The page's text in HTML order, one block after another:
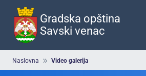
Preskoči
glavni
sadržaja
Gradska opština
Savski venac
Breadcrumb
Naslovna Video galerija